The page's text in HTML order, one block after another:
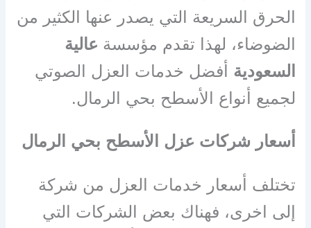
الحرق السريعة التي يصدر عنها الكثير من
الضوضاء، لهذا تقدم مؤسسة عالية
السعودية أفضل خدمات العزل الصوتي
لجميع أنواع الأسطح بحي الرمال.
أسعار شركات عزل الأسطح بحي الرمال
تختلف أسعار خدمات العزل من شركة
إلى اخرى، فهناك بعض الشركات التي